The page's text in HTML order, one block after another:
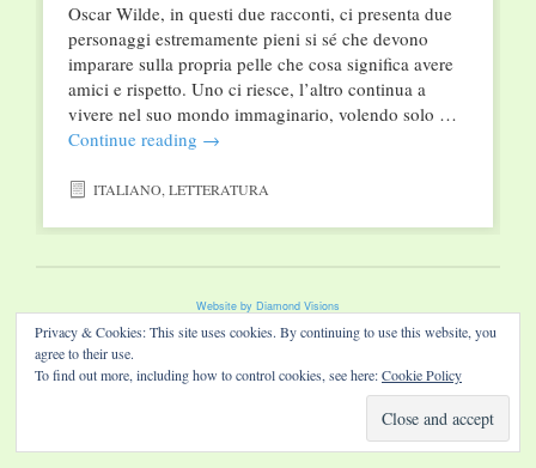
Oscar Wilde, in questi due racconti, ci presenta due
personaggi estremamente pieni si sé che devono
imparare sulla propria pelle che cosa significa avere
amici e rispetto. Uno ci riesce, l’altro continua a
vivere nel suo mondo immaginario, volendo solo …
Continue reading →
ITALIANO,LETTERATURA
Website by Diamond Visions
Privacy & Cookies: This site uses cookies. By continuing to use this website, you
agree to their use.
To find out more, including how to control cookies, see here:Cookie Policy